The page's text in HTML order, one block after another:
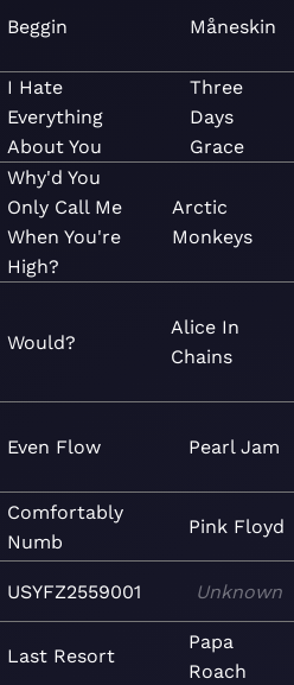
Beggin Måneskin
I Hate
Everything
About You
Three
Days
Grace
Why'd You
Only Call Me
When You're
High?
Arctic
Monkeys
Would?
Alice In
Chains
Even Flow Pearl Jam
Comfortably
Numb
Pink Floyd
USYFZ2559001 Unknown
Last Resort
Papa
Roach